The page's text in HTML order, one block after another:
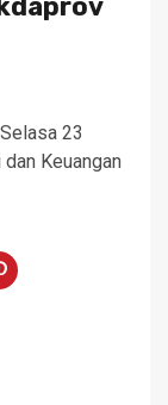
23
Keuangan